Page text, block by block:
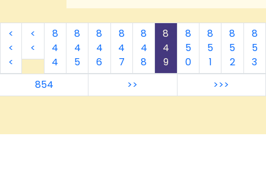
<
<
<
<
<
8
4
4
8
4
5
8
4
6
8
4
7
8
4
8
8
4
9
8
5
0
8
5
1
8
5
2
8
5
3
854
>> >>>